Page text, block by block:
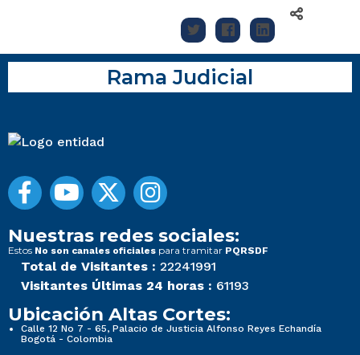
Rama Judicial
Nuestras redes sociales:
Estos No son canales oficiales para tramitar PQRSDF
Total de Visitantes : 22241991
Visitantes Últimas 24 horas : 61193
Ubicación Altas Cortes:
Calle 12 No 7 - 65, Palacio de Justicia Alfonso Reyes Echandía
Bogotá - Colombia